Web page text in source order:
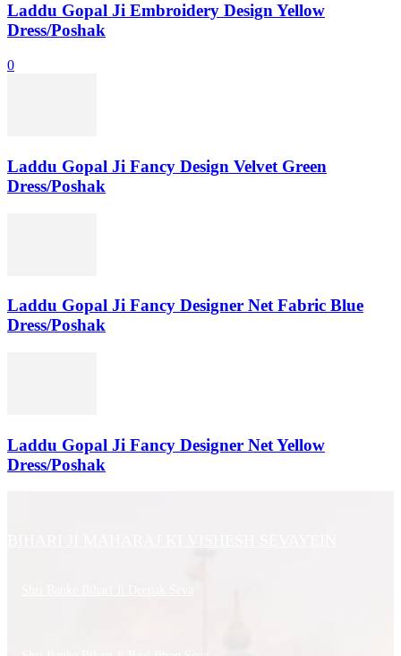
Laddu Gopal Ji Embroidery Design Yellow
Dress/Poshak
0
Laddu Gopal Ji Fancy Design Velvet Green
Dress/Poshak
Laddu Gopal Ji Fancy Designer Net Fabric Blue
Dress/Poshak
Laddu Gopal Ji Fancy Designer Net Yellow
Dress/Poshak